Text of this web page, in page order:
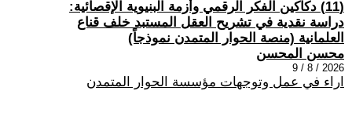
(11) دكاكين الفكر الرقمي وأزمة البنيوية الإقصائية:
دراسة نقدية في تشريح العقل المستبد خلف قناع
العلمانية (منصة الحوار المتمدن نموذجاً)
محسن المحسن
2026 / 8 / 9
اراء في عمل وتوجهات مؤسسة الحوار المتمدن